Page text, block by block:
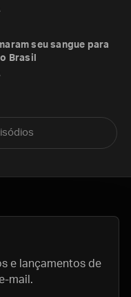
seu sangue para
Brasil
e lançamentos de
mail.